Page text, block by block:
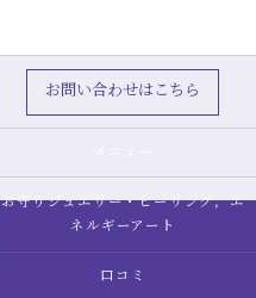
お問い合わせはこちら
お守りジュエリー・ヒーリング，エ
ネルギーアート
口コミ